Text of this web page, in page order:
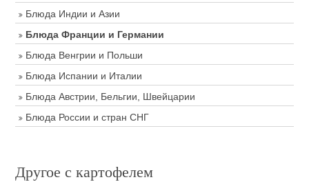
Блюда Индии и Азии
Блюда Франции и Германии
Блюда Венгрии и Польши
Блюда Испании и Италии
Блюда Австрии, Бельгии, Швейцарии
Блюда России и стран СНГ
Другое с картофелем